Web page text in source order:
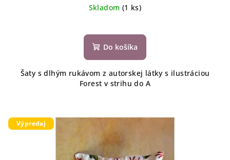
Skladom (1 ks)
Do košíka
Šaty s dlhým rukávom z autorskej látky s ilustráciou
Forest v strihu do A
Výpredaj